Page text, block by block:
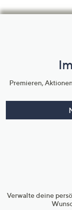
Premieren,
Verwalte deine